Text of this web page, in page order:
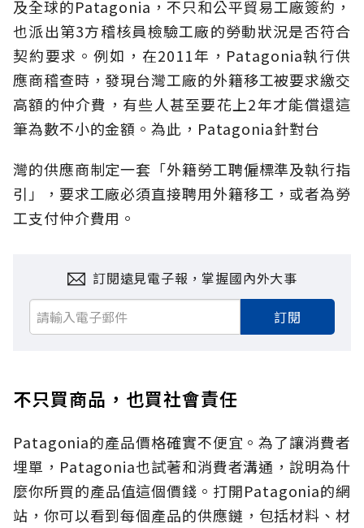
及全球的Patagonia，不只和公平貿易工廠簽約，
也派出第3方稽核員檢驗工廠的勞動狀況是否符合
契約要求。例如，在2011年，Patagonia執行供
應商稽查時，發現台灣工廠的外籍移工被要求繳交
高額的仲介費，有些人甚至要花上2年才能償還這
筆為數不小的金額。為此，Patagonia針對台
灣的供應商制定一套「外籍勞工聘僱標準及執行指
引」，要求工廠必須直接聘用外籍移工，或者為勞
工支付仲介費用。
訂閱遠見電子報，掌握國內外大事
訂閱
不只買商品，也買社會責任
Patagonia的產品價格確實不便宜。為了讓消費者
埋單，Patagonia也試著和消費者溝通，說明為什
麼你所買的產品值這個價錢。打開Patagonia的網
站，你可以看到每個產品的供應鏈，包括材料、材